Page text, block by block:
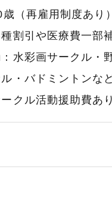
（再雇用制度あり）
割引や医療費一部
水彩画サークル・
・バドミントンな
クル活動援助費あり